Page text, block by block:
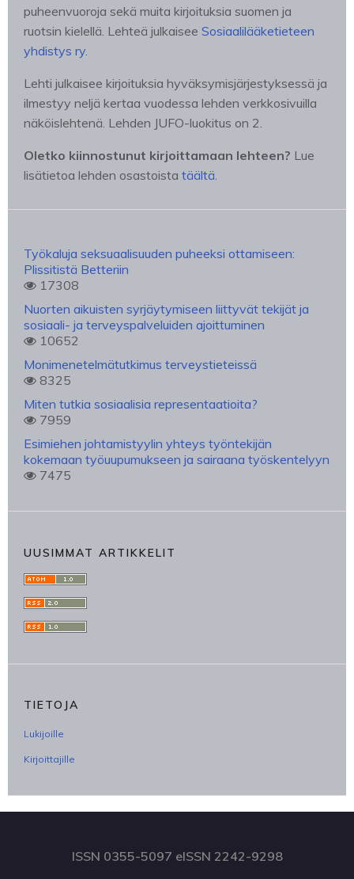
puheenvuoroja sekä muita kirjoituksia suomen ja
ruotsin kielellä. Lehteä julkaisee Sosiaalilääketieteen
yhdistys ry.
Lehti julkaisee kirjoituksia hyväksymisjärjestyksessä ja
ilmestyy neljä kertaa vuodessa lehden verkkosivuilla
näköislehtenä. Lehden JUFO-luokitus on 2.
Oletko kiinnostunut kirjoittamaan lehteen? Lue
lisätietoa lehden osastoista täältä.
Työkaluja seksuaalisuuden puheeksi ottamiseen:
Plissitistä Betteriin
17308
Nuorten aikuisten syrjäytymiseen liittyvät tekijät ja
sosiaali- ja terveyspalveluiden ajoittuminen
10652
Monimenetelmätutkimus terveystieteissä
8325
Miten tutkia sosiaalisia representaatioita?
7959
Esimiehen johtamistyylin yhteys työntekijän
kokemaan työuupumukseen ja sairaana työskentelyyn
7475
UUSIMMAT ARTIKKELIT
TIETOJA
Lukijoille
Kirjoittajille
ISSN 0355-5097 eISSN 2242-9298